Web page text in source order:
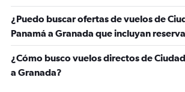
¿Puedo buscar ofertas de vuelos de
Panamá a Granada que incluyan
¿Cómo busco vuelos directos de
a Granada?